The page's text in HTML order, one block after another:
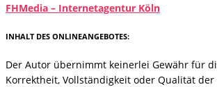
FHMedia – Internetagentur Köln
INHALT DES ONLINEANGEBOTES:
Der Autor übernimmt keinerlei Gewähr für
Korrektheit, Vollständigkeit oder Qualität